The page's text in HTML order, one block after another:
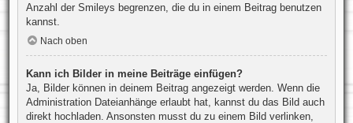
Anzahl der Smileys begrenzen, die du in einem Beitrag benutzen
kannst.
Nach oben
Kann ich Bilder in meine Beiträge einfügen?
Ja, Bilder können in deinem Beitrag angezeigt werden. Wenn die
Administration Dateianhänge erlaubt hat, kannst du das Bild auch
direkt hochladen. Ansonsten musst du zu einem Bild verlinken,